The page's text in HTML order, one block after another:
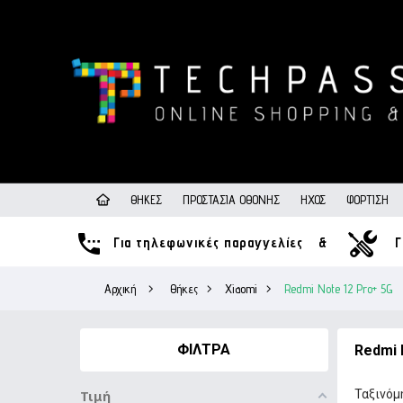
ΘΉΚΕΣ ΠΡΟΣΤΑΣΊΑ ΟΘΌΝΗΣ ΉΧΟΣ ΦΌΡΤΙΣΗ
Για τηλεφωνικές παραγγελίες &
Αρχική > Θήκες > Xiaomi > Redmi Note 12 Pro+ 5G
ΦΊΛΤΡΑ
Τιμή
Redmi